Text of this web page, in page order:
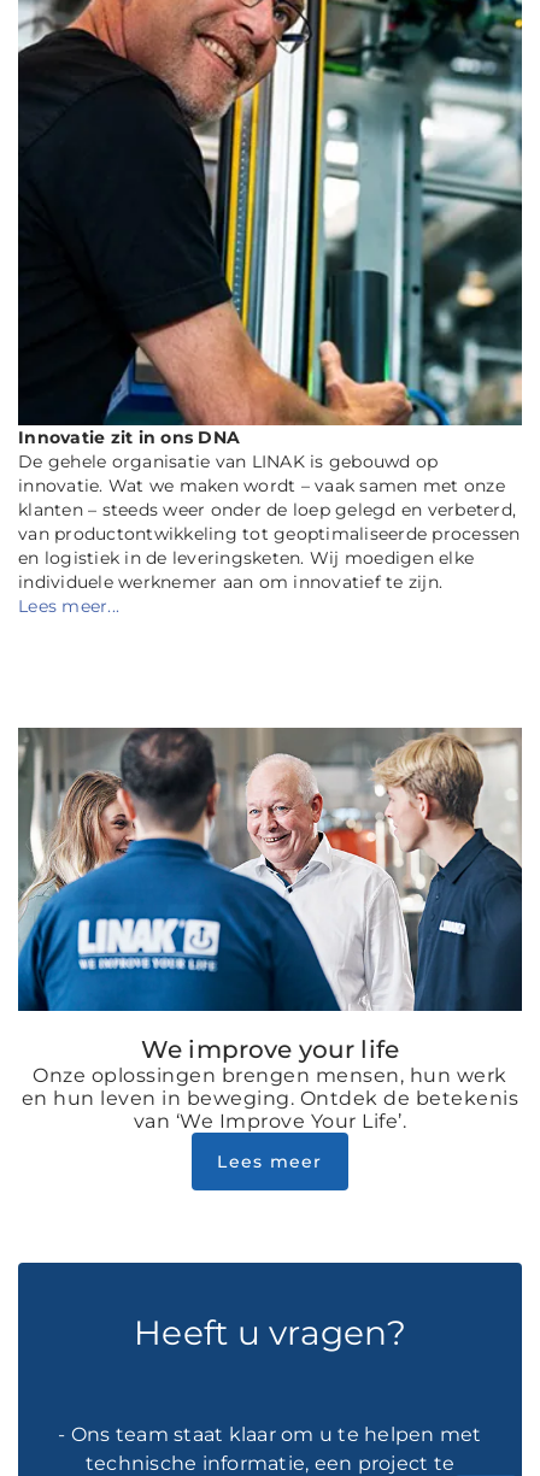
Innovatie zit in ons DNA
De gehele organisatie van LINAK is gebouwd op
innovatie. Wat we maken wordt – vaak samen met onze
klanten – steeds weer onder de loep gelegd en verbeterd,
van productontwikkeling tot geoptimaliseerde processen
en logistiek in de leveringsketen. Wij moedigen elke
individuele werknemer aan om innovatief te zijn.
Lees meer...
We improve your life
Onze oplossingen brengen mensen, hun werk
en hun leven in beweging. Ontdek de betekenis
van ‘We Improve Your Life’.
Lees meer
Heeft u vragen?
- Ons team staat klaar om u te helpen met
technische informatie, een project te